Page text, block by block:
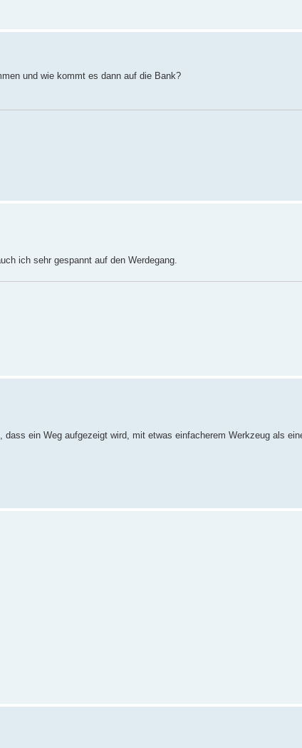
und wie kommt es dann auf die Bank?
ich sehr gespannt auf den Werdegang.
ein Weg aufgezeigt wird, mit etwas einfacherem Werkzeug als